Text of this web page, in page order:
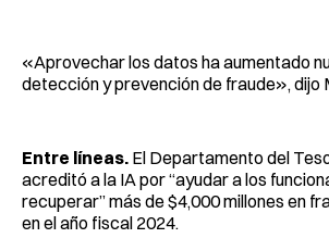
«Aprovechar los datos ha aumentado
detección y prevención de fraude», dijo
Entre líneas. El Departamento del
acreditó a la IA por “ayudar a los
recuperar” más de $4,000 millones en
en el año fiscal 2024.